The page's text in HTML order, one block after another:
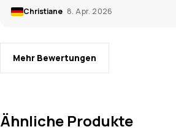
Christiane 8. Apr. 2026
Mehr Bewertungen
Ähnliche Produkte